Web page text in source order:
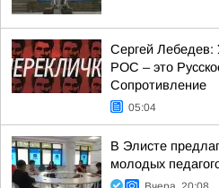
Сергей Лебедев:
РОС – это
Сопротивление
05:04
В Элисте
молодых